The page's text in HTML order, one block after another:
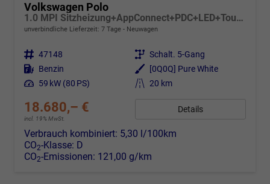
Volkswagen Polo
1.0 MPI Sitzheizung+AppConnect+PDC+LED+Touch+Lichtsensor+MultiLenkrad
unverbindliche Lieferzeit: 7 Tage Neuwagen
Fahrzeugnr. 47148 Getriebe Schalt. 5-Gang
Kraftstoff Benzin Außenfarbe
[0Q0Q] Pure White
Leistung 59 kW (80 PS) Kilometerstand 20 km
18.680,– €
incl. 19% MwSt.
Details
Verbrauch kombiniert: 5,30 l/100km
CO2-Klasse: D
CO2-Emissionen: 121,00 g/km